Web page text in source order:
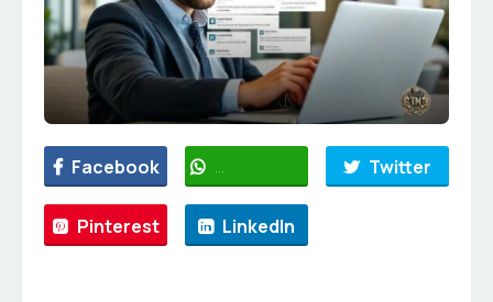
Facebook WhatsApp Twitter
Pinterest LinkedIn